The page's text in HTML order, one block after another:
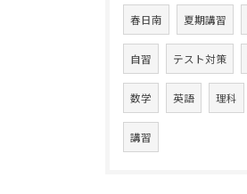
春日南 夏期講習
自習 テスト対策
数学 英語 理科
講習